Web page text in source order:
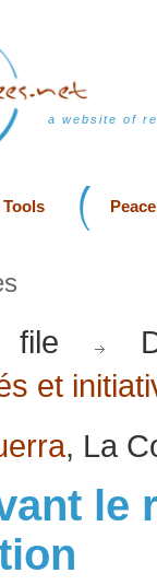
a website of
file
et
, La
le